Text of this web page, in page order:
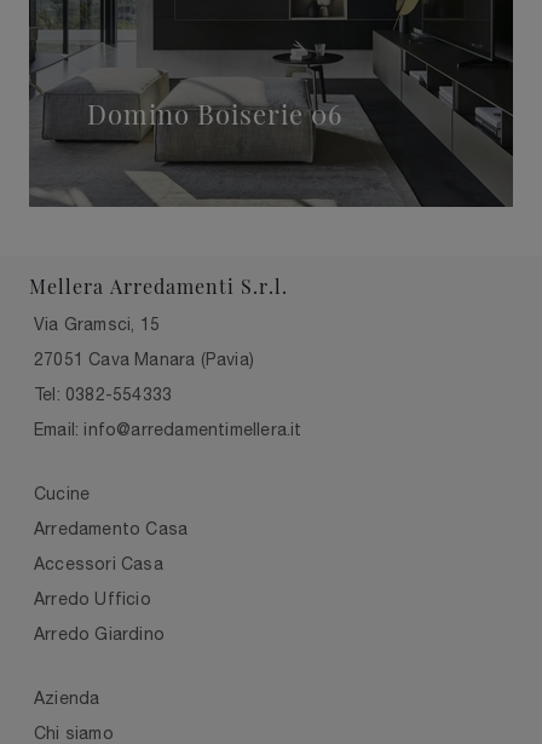
Domino Boiserie 06
Mellera Arredamenti S.r.l.
Via Gramsci, 15
27051 Cava Manara (Pavia)
Tel: 0382-554333
Email: info@arredamentimellera.it
Cucine
Arredamento Casa
Accessori Casa
Arredo Ufficio
Arredo Giardino
Azienda
Chi siamo